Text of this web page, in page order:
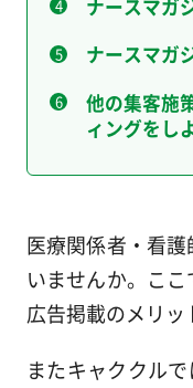
ナースマガ
ナースマガ
他の集客施
ィングをし
医療関係者・看
いませんか。こ
広告掲載のメリッ
またキャククルで